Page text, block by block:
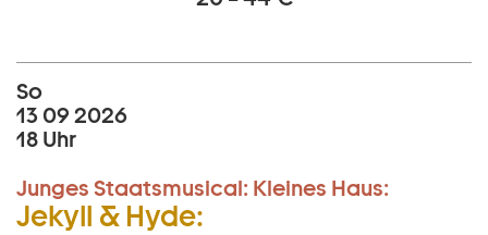
So
13 09 2026
18 Uhr
Junges Staatsmusical: Kleines Haus:
Jekyll & Hyde: